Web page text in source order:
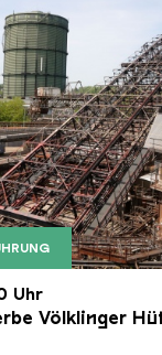
der
Uhr
Völklinger